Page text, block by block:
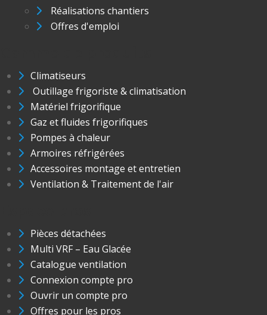
Réalisations chantiers
Offres d'emploi
Climatiseurs
Outillage frigoriste & climatisation
Matériel frigorifique
Gaz et fluides frigorifiques
Pompes à chaleur
Armoires réfrigérées
Accessoires montage et entretien
Ventilation & Traitement de l'air
Pièces détachées
Multi VRF – Eau Glacée
Catalogue ventilation
Connexion compte pro
Ouvrir un compte pro
Offres pour les pros